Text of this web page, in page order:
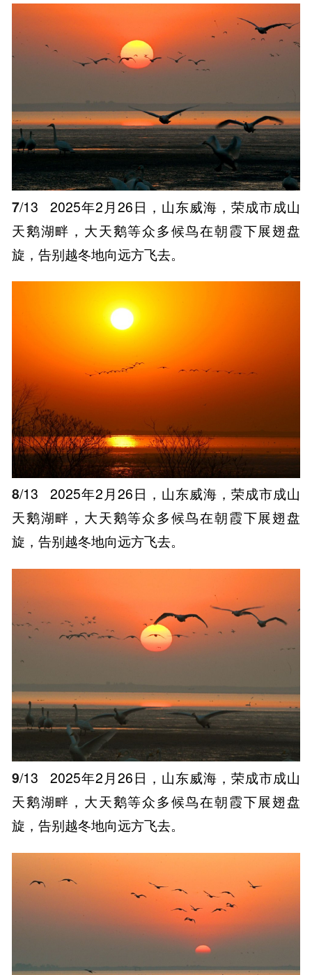
7/13
2025年2月26日，山东威海，荣成市成山
天鹅湖畔，大天鹅等众多候鸟在朝霞下展翅盘
旋，告别越冬地向远方飞去。
8/13
2025年2月26日，山东威海，荣成市成山
天鹅湖畔，大天鹅等众多候鸟在朝霞下展翅盘
旋，告别越冬地向远方飞去。
9/13
2025年2月26日，山东威海，荣成市成山
天鹅湖畔，大天鹅等众多候鸟在朝霞下展翅盘
旋，告别越冬地向远方飞去。